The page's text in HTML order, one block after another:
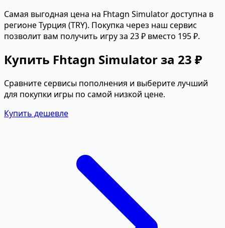
Самая выгодная цена на Fhtagn Simulator доступна в
регионе Турция (TRY). Покупка через наш сервис
позволит вам получить игру за 23 ₽ вместо 195 ₽.
Купить Fhtagn Simulator за 23 ₽
Сравните сервисы пополнения и выберите лучший
для покупки игры по самой низкой цене.
Купить дешевле